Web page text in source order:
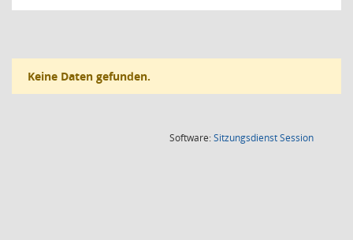
Keine Daten gefunden.
Software:SitzungsdienstSession(Wird in